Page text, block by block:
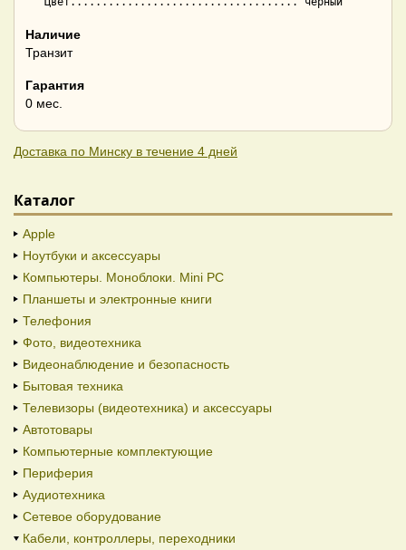
Наличие
Транзит
Гарантия
0 мес.
Доставка по Минску в течение 4 дней
Каталог
Apple
Ноутбуки и аксессуары
Компьютеры. Моноблоки. Mini PC
Планшеты и электронные книги
Телефония
Фото, видеотехника
Видеонаблюдение и безопасность
Бытовая техника
Телевизоры (видеотехника) и аксессуары
Автотовары
Компьютерные комплектующие
Периферия
Аудиотехника
Сетевое оборудование
Кабели, контроллеры, переходники